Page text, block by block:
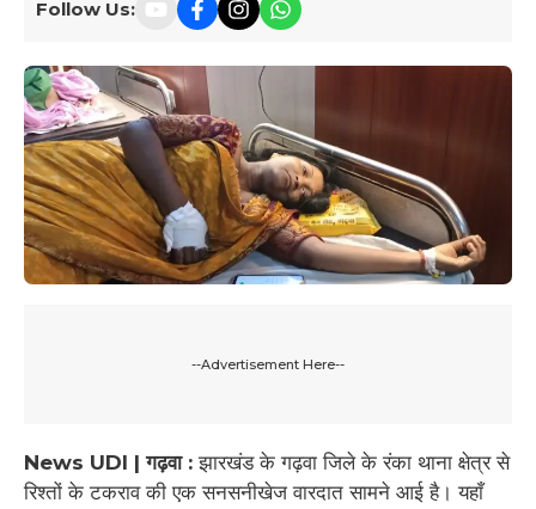
Follow Us:
--Advertisement Here--
News UDI | गढ़वा : झारखंड के गढ़वा जिले के रंका थाना क्षेत्र से
रिश्तों के टकराव की एक सनसनीखेज वारदात सामने आई है। यहाँ